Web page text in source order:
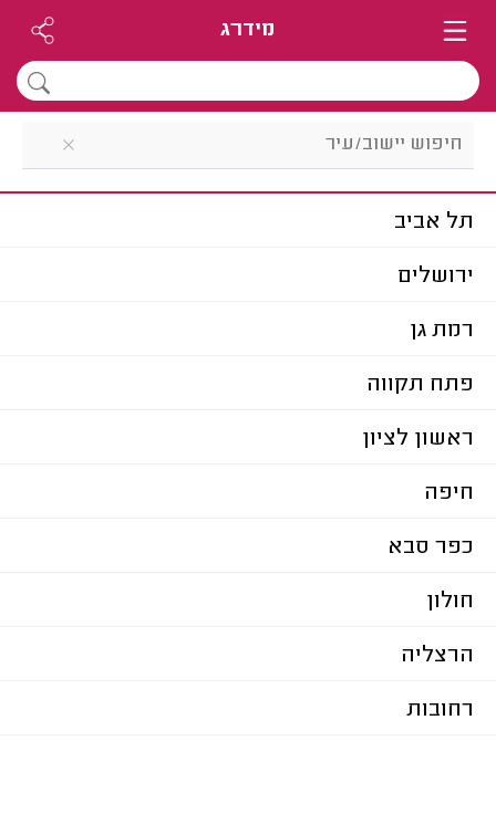
מידרג
תל אביב
ירושלים
רמת גן
פתח תקווה
ראשון לציון
חיפה
כפר סבא
חולון
הרצליה
רחובות